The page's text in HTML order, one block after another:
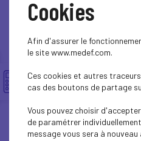
SOCIAL
ECONOMY
SOCIAL
Cookies
Afin d'assurer le
le site www.medef.com.
Ces cookies et autres
cas des boutons de partage
Vous pouvez choisir
de paramétrer
message vous sera à nouveau